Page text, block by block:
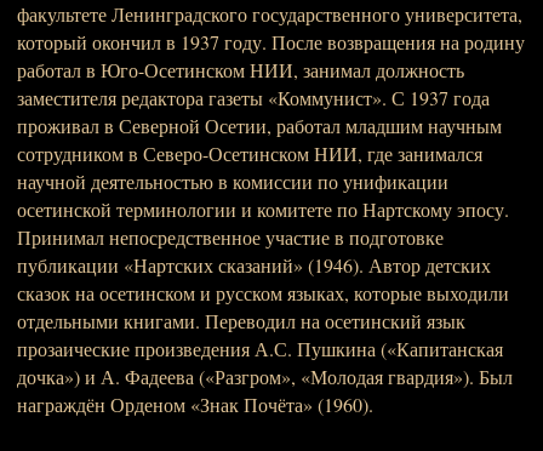
факультете Ленинградского государственного университета,
который окончил в 1937 году. После возвращения на родину
работал в Юго-Осетинском НИИ, занимал должность
заместителя редактора газеты «Коммунист». С 1937 года
проживал в Северной Осетии, работал младшим научным
сотрудником в Северо-Осетинском НИИ, где занимался
научной деятельностью в комиссии по унификации
осетинской терминологии и комитете по Нартскому эпосу.
Принимал непосредственное участие в подготовке
публикации «Нартских сказаний» (1946). Автор детских
сказок на осетинском и русском языках, которые выходили
отдельными книгами. Переводил на осетинский язык
прозаические произведения А.С. Пушкина («Капитанская
дочка») и А. Фадеева («Разгром», «Молодая гвардия»). Был
награждён Орденом «Знак Почёта» (1960).